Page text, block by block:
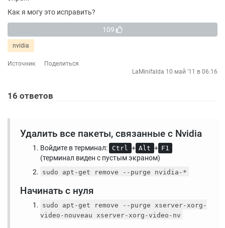
Как я могу это исправить?
109
nvidia
Источник
Поделиться
LaMinifalda 10 май '11 в 06:16
16 ответов
Удалить все пакеты, связанные с Nvidia
Войдите в терминал: Ctrl + Alt + F1
(терминал виден с пустым экраном)
sudo apt-get remove --purge nvidia-*
Начинать с нуля
sudo apt-get remove --purge xserver-xorg-
video-nouveau xserver-xorg-video-nv